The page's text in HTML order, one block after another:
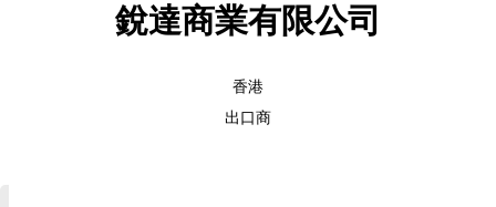
銳達商業有限公司
香港
出口商